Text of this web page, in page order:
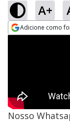
A+
Adicione como
Nosso